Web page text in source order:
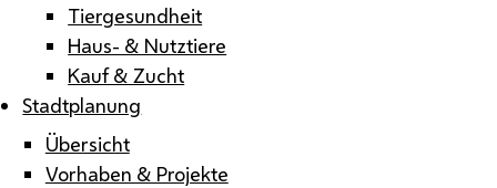
Tiergesundheit
Haus- & Nutztiere
Kauf & Zucht
Stadtplanung
Übersicht
Vorhaben & Projekte